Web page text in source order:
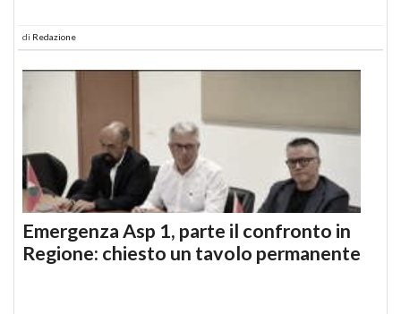
di Redazione
Emergenza Asp 1, parte il confronto in
Regione: chiesto un tavolo permanente